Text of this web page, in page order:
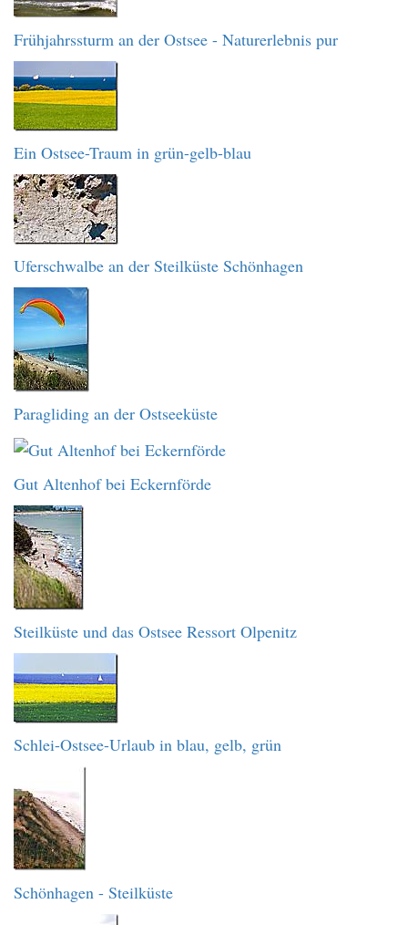
Frühjahrssturm an der Ostsee - Naturerlebnis pur
Ein Ostsee-Traum in grün-gelb-blau
Uferschwalbe an der Steilküste Schönhagen
Paragliding an der Ostseeküste
Gut Altenhof bei Eckernförde
Steilküste und das Ostsee Ressort Olpenitz
Schlei-Ostsee-Urlaub in blau, gelb, grün
Schönhagen - Steilküste